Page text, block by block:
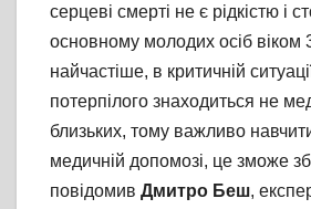
серцеві смерті не є рідкістю і
основному молодих осіб віком
найчастіше, в критичній
потерпілого знаходиться не
близьких, тому важливо
медичній допомозі, це зможе
повідомив Дмитро Беш,